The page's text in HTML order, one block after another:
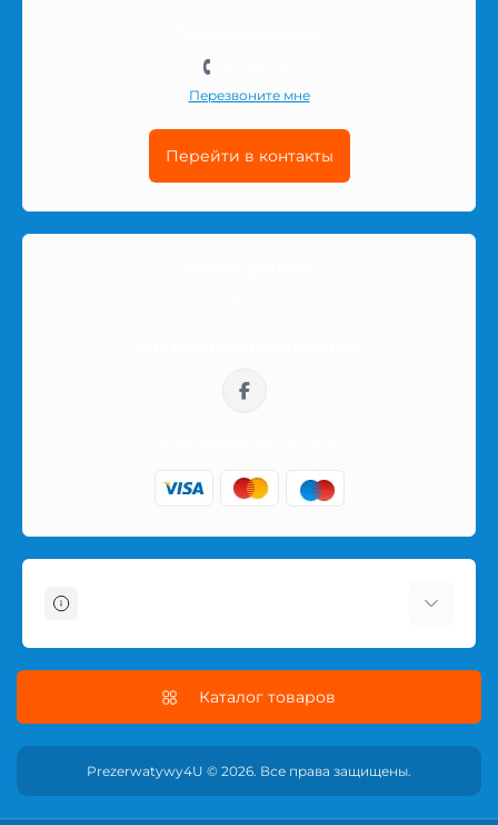
Перезвоните мне
Перейти в контакты
Информация о доставке
Условия соглашения
Связаться с нами
Каталог товаров
Prezerwatywy4U © 2026. Все права защищены.